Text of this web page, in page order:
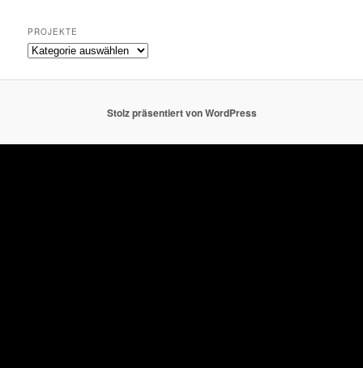
PROJEKTE
Projekte
Stolz präsentiert von WordPress